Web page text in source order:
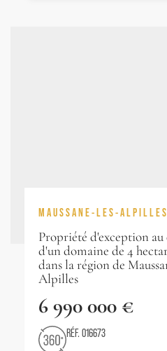
MAUSSANE-LES-ALPILLES
Propriété d'exception
d'un domaine de 4
dans la région de
Alpilles
6 990 000 €
RÉF. 016673